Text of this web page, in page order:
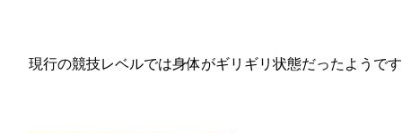
現行の競技レベルでは身体がギリギリ状態だったようで